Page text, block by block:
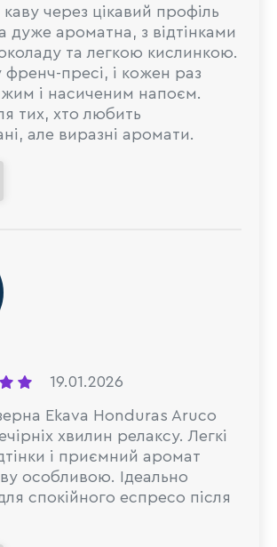
через цікавий профіль
дуже ароматна, з відтінками
та легкою кислинкою.
пресі, і кожен раз
і насиченим напоєм.
тих, хто любить
але виразні аромати.
19.01.2026
Ekava Honduras Aruco
хвилин релаксу. Легкі
і приємний аромат
особливою. Ідеально
спокійного еспресо після